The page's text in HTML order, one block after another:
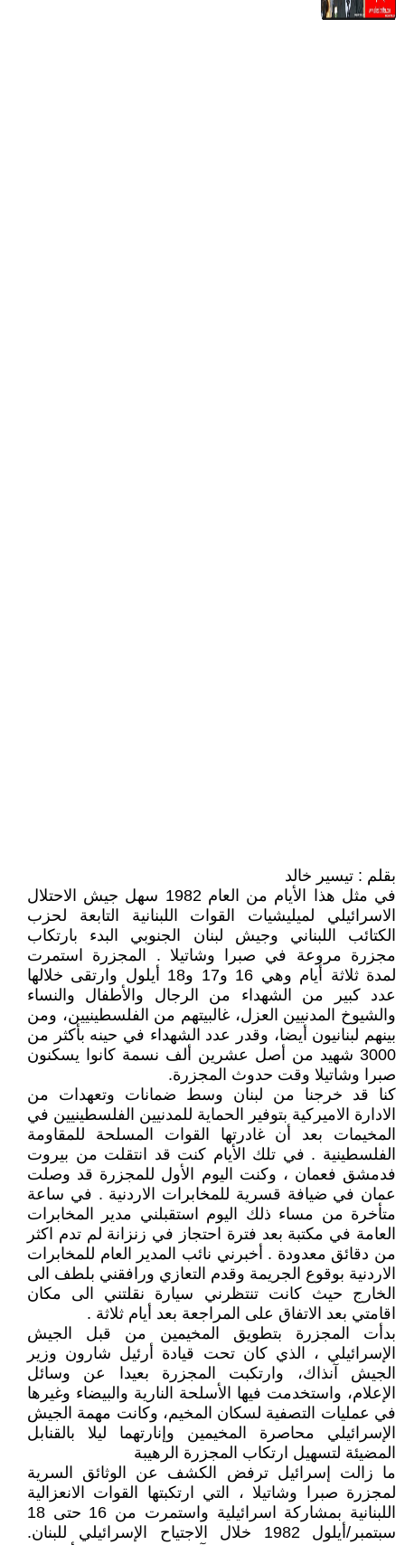
بقلم : تيسير خالد
في مثل هذا الأيام من العام 1982 سهل جيش الاحتلال
الاسرائيلي لميليشيات القوات اللبنانية التابعة لحزب
الكتائب اللبناني وجيش لبنان الجنوبي البدء بارتكاب
مجزرة مروعة في صبرا وشاتيلا . المجزرة استمرت
لمدة ثلاثة أيام وهي 16 و17 و18 أيلول وارتقى خلالها
عدد كبير من الشهداء من الرجال والأطفال والنساء
والشيوخ المدنيين العزل، غالبيتهم من الفلسطينيين، ومن
بينهم لبنانيون أيضا، وقدر عدد الشهداء في حينه بأكثر من
3000 شهيد من أصل عشرين ألف نسمة كانوا يسكنون
صبرا وشاتيلا وقت حدوث المجزرة.
كنا قد خرجنا من لبنان وسط ضمانات وتعهدات من
الادارة الاميركية بتوفير الحماية للمدنيين الفلسطينيين في
المخيمات بعد أن غادرتها القوات المسلحة للمقاومة
الفلسطينية . في تلك الأيام كنت قد انتقلت من بيروت
فدمشق فعمان ، وكنت اليوم الأول للمجزرة قد وصلت
عمان في ضيافة قسرية للمخابرات الاردنية . في ساعة
متأخرة من مساء ذلك اليوم استقبلني مدير المخابرات
العامة في مكتبة بعد فترة احتجاز في زنزانة لم تدم اكثر
من دقائق معدودة . أخبرني نائب المدير العام للمخابرات
الاردنية بوقوع الجريمة وقدم التعازي ورافقني بلطف الى
الخارج حيث كانت تنتظرني سيارة نقلتني الى مكان
اقامتي بعد الاتفاق على المراجعة بعد أيام ثلاثة .
بدأت المجزرة بتطويق المخيمين من قبل الجيش
الإسرائيلي ، الذي كان تحت قيادة أرئيل شارون وزير
الجيش آنذاك، وارتكبت المجزرة بعيدا عن وسائل
الإعلام، واستخدمت فيها الأسلحة النارية والبيضاء وغيرها
في عمليات التصفية لسكان المخيم، وكانت مهمة الجيش
الإسرائيلي محاصرة المخيمين وإنارتهما ليلا بالقنابل
المضيئة لتسهيل ارتكاب المجزرة الرهيبة
ما زالت إسرائيل ترفض الكشف عن الوثائق السرية
لمجزرة صبرا وشاتيلا ، التي ارتكبتها القوات الانعزالية
اللبنانية بمشاركة اسرائيلية واستمرت من 16 حتى 18
سبتمبر/أيلول 1982 خلال الاجتياح الإسرائيلي للبنان.